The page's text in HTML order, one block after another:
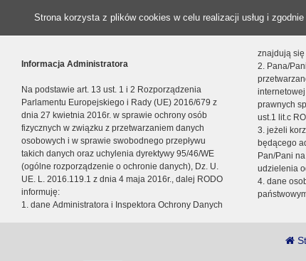
Strona korzysta z plików cookies w celu realizacji usług i zgodnie
Informacja Administratora
Na podstawie art. 13 ust. 1 i 2 Rozporządzenia
Parlamentu Europejskiego i Rady (UE) 2016/679 z
dnia 27 kwietnia 2016r. w sprawie ochrony osób
fizycznych w związku z przetwarzaniem danych
osobowych i w sprawie swobodnego przepływu
takich danych oraz uchylenia dyrektywy 95/46/WE
(ogólne rozporządzenie o ochronie danych), Dz. U.
UE. L. 2016.119.1 z dnia 4 maja 2016r., dalej RODO
informuję:
1. dane Administratora i Inspektora Ochrony Danych
znajdują się
2. Pana/
prawnych
ust.1 lit.c
3. jeżeli
będącego
Pan/Pani
udzielenia
4. dane